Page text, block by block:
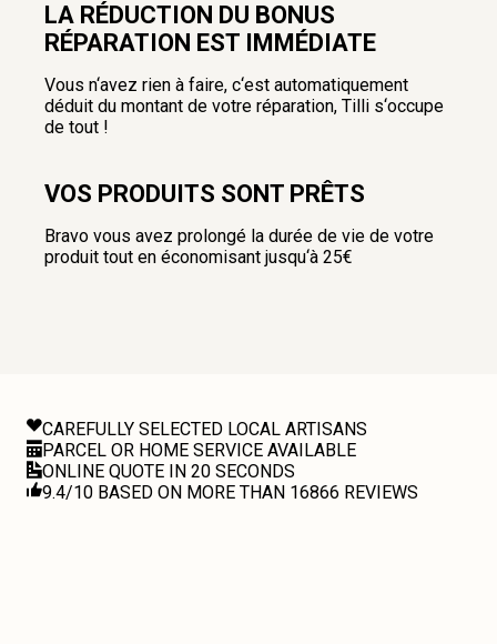
LA RÉDUCTION DU BONUS
RÉPARATION EST IMMÉDIATE
Vous n‘avez rien à faire, c‘est automatiquement
déduit du montant de votre réparation, Tilli s‘occupe
de tout !
VOS PRODUITS SONT PRÊTS
Bravo vous avez prolongé la durée de vie de votre
produit tout en économisant jusqu‘à 25€
CAREFULLY SELECTED LOCAL ARTISANS
PARCEL OR HOME SERVICE AVAILABLE
ONLINE QUOTE IN 20 SECONDS
9.4/10 BASED ON MORE THAN 16866 REVIEWS